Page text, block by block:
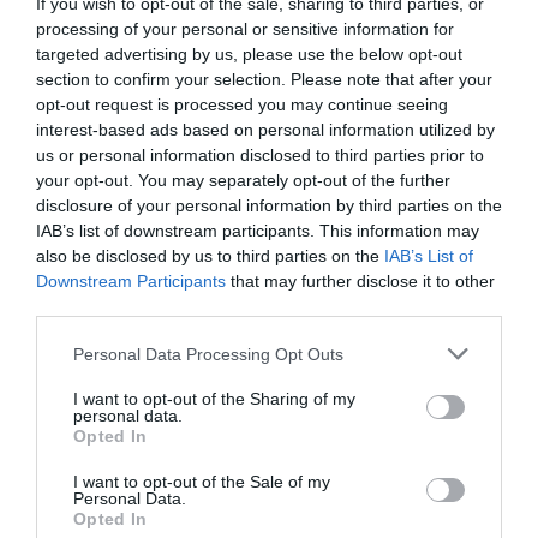
processing of your personal or sensitive information for
targeted advertising by us, please use the below opt-out
section to confirm your selection. Please note that after your
opt-out request is processed you may continue seeing
interest-based ads based on personal information utilized by
us or personal information disclosed to third parties prior to
your opt-out. You may separately opt-out of the further
disclosure of your personal information by third parties on the
IAB’s list of downstream participants. This information may
also be disclosed by us to third parties on the IAB’s List of
Downstream Participants that may further disclose it to other
Personal Data Processing Opt Outs
I want to opt-out of the Sharing of my
personal data.
Opted In
I want to opt-out of the Sale of my
Personal Data.
Opted In
España:10,73 millones de los ingresos fueron
captados de capital nacional. Un 61,84% del total
entre contratos de patrocinio, la factura de Rtve por
las retransmisiones y el canon de los ayuntamientos
por etapas. El resto llega de países de la Unión
Europea (1,93 millones de euros) y de mercados de
fuera del Viejo Continente (4,69 millones),
especialmente por los derechos de televisión.
Relacionado
De 1,16 millones en Barcelona a 400.000 euros en
Galicia: así monetiza La Vuelta los paisajes en TV
Sobre la partida audiovisual, como una de las
tresgrandesdel calendario WorldTour de la UCI, la
mantiene la federación mundial con el Grupo Discovery
carrera ciclista más vista del planeta
y, en España,
renovó en pandemia su histórico contrato audiovisual
hasta 2024 .
Por último, también es destacable la partida
procedente de las administraciones públicas, que